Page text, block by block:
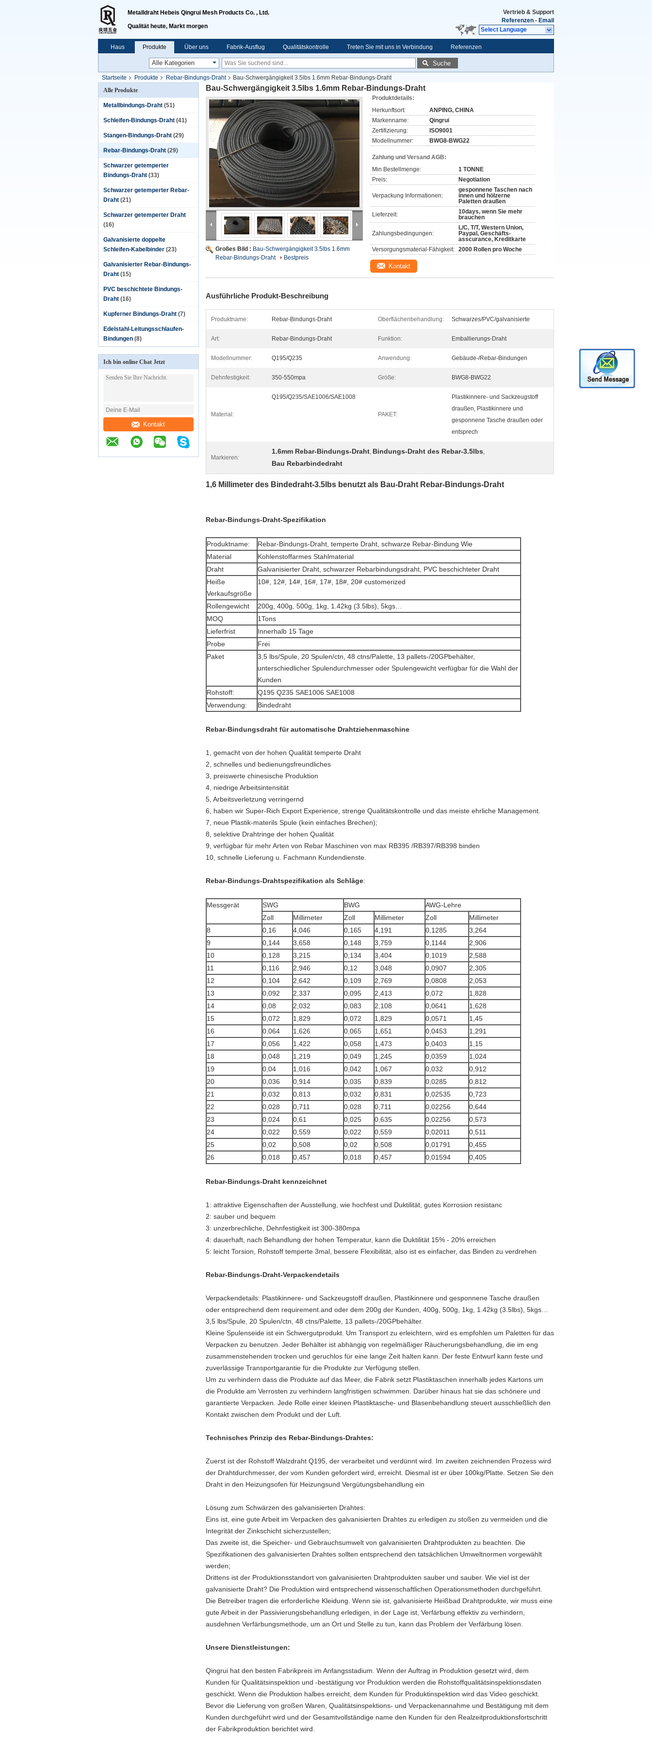
Metalldraht Hebeis Qingrui Mesh Products Co. , Ltd.
Qualität heute, Markt morgen
Vertrieb & Support
Referenzen - Email
Select Language
Haus Produkte Über uns Fabrik-Ausflug Qualitätskontrolle Treten Sie mit uns in Verbindung Referenzen
Suche
Startseite Produkte Rebar-Bindungs-Draht
Bau-Schwergängigkeit 3.5lbs 1.6mm Rebar-Bindungs-Draht
Alle Produkte
Metallbindungs-Draht (51)
Schleifen-Bindungs-Draht (41)
Stangen-Bindungs-Draht (29)
Rebar-Bindungs-Draht (29)
Schwarzer getemperter
Bindungs-Draht (33)
Schwarzer getemperter Rebar-
Draht (21)
Schwarzer getemperter Draht
(16)
Galvanisierte doppelte
Schleifen-Kabelbinder (23)
Galvanisierter Rebar-Bindungs-
Draht (15)
PVC beschichtete Bindungs-
Draht (16)
Kupferner Bindungs-Draht (7)
Edelstahl-Leitungsschlaufen-
Bindungen (8)
Ich bin online Chat Jetzt
Kontakt
Bau-Schwergängigkeit 3.5lbs 1.6mm Rebar-Bindungs-Draht
Großes Bild : Bau-Schwergängigkeit 3.5lbs 1.6mm
Rebar-Bindungs-Draht
Bestpreis
Produktdetails:
Herkunftsort:
ANPING, CHINA
Markenname:
Qingrui
Zertifizierung:
ISO9001
Modellnummer:
BWG8-BWG22
Zahlung und Versand AGB:
Min Bestellmenge:
1 TONNE
Preis:
Negotiation
Verpackung Informationen:
gesponnene Taschen nach
innen und hölzerne
Paletten draußen
Lieferzeit:
10days, wenn Sie mehr
brauchen
Zahlungsbedingungen:
L/C, T/T, Western Union,
Paypal, Geschäfts-
asscurance, Kreditkarte
Versorgungsmaterial-Fähigkeit: 2000 Rollen pro Woche
Kontakt
Ausführliche Produkt-Beschreibung
Produktname: Rebar-Bindungs-Draht Oberflächenbehandlung: Schwarzes/PVC/galvanisierte
Art: Rebar-Bindungs-Draht Funktion: Emballierungs-Draht
Modellnummer: Q195/Q235 Anwendung: Gebäude-/Rebar-Bindungen
Dehnfestigkeit: 350-550mpa Größe: BWG8-BWG22
Material:
Q195/Q235/SAE1006/SAE1008
PAKET:
Plastikinnere- und Sackzeugstoff
draußen, Plastikinnere und
gesponnene Tasche draußen oder
entsprech
Markieren:
1.6mm Rebar-Bindungs-Draht, Bindungs-Draht des Rebar-3.5lbs,
Bau Rebarbindedraht
1,6 Millimeter des Bindedraht-3.5lbs benutzt als Bau-Draht Rebar-Bindungs-Draht
Rebar-Bindungs-Draht-Spezifikation
Produktname:
Rebar-Bindungs-Draht, temperte Draht, schwarze Rebar-Bindung Wie
Material
Kohlenstoffarmes Stahlmaterial
Draht
Galvanisierter Draht, schwarzer Rebarbindungsdraht, PVC beschichteter Draht
Heiße
Verkaufsgröße
10#, 12#, 14#, 16#, 17#, 18#, 20# customerized
Rollengewicht
200g, 400g, 500g, 1kg, 1.42kg (3.5lbs), 5kgs…
MOQ
1Tons
Lieferfrist
Innerhalb 15 Tage
Probe
Frei
Paket
3,5 lbs/Spule, 20 Spulen/ctn, 48 ctns/Palette, 13 pallets-/20GPbehälter,
unterschiedlicher Spulendurchmesser oder Spulengewicht verfügbar für die Wahl der
Kunden
Rohstoff:
Q195 Q235 SAE1006 SAE1008
Verwendung:
Bindedraht
Rebar-Bindungsdraht für automatische Drahtziehenmaschine
1, gemacht von der hohen Qualität temperte Draht
2, schnelles und bedienungsfreundliches
3, preiswerte chinesische Produktion
4, niedrige Arbeitsintensität
5, Arbeitsverletzung verringernd
6, haben wir Super-Rich Export Experience, strenge Qualitätskontrolle und das meiste ehrliche Management.
7, neue Plastik-materils Spule (kein einfaches Brechen);
8, selektive Drahtringe der hohen Qualität
9, verfügbar für mehr Arten von Rebar Maschinen von max RB395 /RB397/RB398 binden
10, schnelle Lieferung u. Fachmann Kundendienste.
Rebar-Bindungs-Drahtspezifikation als Schläge:
Messgerät SWG BWG
AWG-Lehre
Zoll
Millimeter Zoll Millimeter Zoll
Millimeter
8
0,16 4,046 0,165 4,191 0,1285
3,264
9
0,144 3,658 0,148 3,759 0,1144
2,906
10
0,128 3,215 0,134 3,404 0,1019
2,588
11
0,116 2,946 0,12 3,048 0,0907
2,305
12
0,104 2,642 0,109 2,769 0,0808
2,053
13
0,092 2,337 0,095 2,413 0,072
1,828
14
0,08 2,032 0,083 2,108 0,0641
1,628
15
0,072 1,829 0,072 1,829 0,0571
1,45
16
0,064 1,626 0,065 1,651 0,0453
1,291
17
0,056 1,422 0,058 1,473 0,0403
1,15
18
0,048 1,219 0,049 1,245 0,0359
1,024
19
0,04 1,016 0,042 1,067 0,032
0,912
20
0,036 0,914 0,035 0,839 0,0285
0,812
21
0,032 0,813 0,032 0,831 0,02535
0,723
22
0,028 0,711 0,028 0,711 0,02256
0,644
23
0,024 0,61 0,025 0,635 0,02256
0,573
24
0,022 0,559 0,022 0,559 0,02011
0,511
25
0,02 0,508 0,02 0,508 0,01791
0,455
26
0,018 0,457 0,018 0,457 0,01594 0,405
Rebar-Bindungs-Draht kennzeichnet
1: attraktive Eigenschaften der Ausstellung, wie hochfest und Duktilität, gutes Korrosion resistanc
2: sauber und bequem
3: unzerbrechliche, Dehnfestigkeit ist 300-380mpa
4: dauerhaft, nach Behandlung der hohen Temperatur, kann die Duktilität 15% - 20% erreichen
5: leicht Torsion, Rohstoff temperte 3mal, bessere Flexibilität, also ist es einfacher, das Binden zu verdrehen
Rebar-Bindungs-Draht-Verpackendetails
Verpackendetails: Plastikinnere- und Sackzeugstoff draußen, Plastikinnere und gesponnene Tasche draußen
oder entsprechend dem requirement.and oder dem 200g der Kunden, 400g, 500g, 1kg, 1.42kg (3.5lbs), 5kgs…
3,5 lbs/Spule, 20 Spulen/ctn, 48 ctns/Palette, 13 pallets-/20GPbehälter.
Kleine Spulenseide ist ein Schwergutprodukt. Um Transport zu erleichtern, wird es empfohlen um Paletten für das
Verpacken zu benutzen. Jeder Behälter ist abhängig von regelmäßiger Räucherungsbehandlung, die im eng
zusammenstehenden trocken und geruchlos für eine lange Zeit halten kann. Der feste Entwurf kann feste und
zuverlässige Transportgarantie für die Produkte zur Verfügung stellen.
Um zu verhindern dass die Produkte auf das Meer, die Fabrik setzt Plastiktaschen innerhalb jedes Kartons um
die Produkte am Verrosten zu verhindern langfristigen schwimmen. Darüber hinaus hat sie das schönere und
garantierte Verpacken. Jede Rolle einer kleinen Plastiktasche- und Blasenbehandlung steuert ausschließlich den
Kontakt zwischen dem Produkt und der Luft.
Technisches Prinzip des Rebar-Bindungs-Drahtes:
Zuerst ist der Rohstoff Walzdraht Q195, der verarbeitet und verdünnt wird. Im zweiten zeichnenden Prozess wird
der Drahtdurchmesser, der vom Kunden gefordert wird, erreicht. Diesmal ist er über 100kg/Platte. Setzen Sie den
Draht in den Heizungsofen für Heizungsund Vergütungsbehandlung ein
Lösung zum Schwärzen des galvanisierten Drahtes:
Eins ist, eine gute Arbeit im Verpacken des galvanisierten Drahtes zu erledigen zu stoßen zu vermeiden und die
Integrität der Zinkschicht sicherzustellen;
Das zweite ist, die Speicher- und Gebrauchsumwelt von galvanisierten Drahtprodukten zu beachten. Die
Spezifikationen des galvanisierten Drahtes sollten entsprechend den tatsächlichen Umweltnormen vorgewählt
werden;
Drittens ist der Produktionsstandort von galvanisierten Drahtprodukten sauber und sauber. Wie viel ist der
galvanisierte Draht? Die Produktion wird entsprechend wissenschaftlichen Operationsmethoden durchgeführt.
Die Betreiber tragen die erforderliche Kleidung. Wenn sie ist, galvanisierte Heißbad Drahtprodukte, wir muss eine
gute Arbeit in der Passivierungsbehandlung erledigen, in der Lage ist, Verfärbung effektiv zu verhindern,
ausdehnen Verfärbungsmethode, um an Ort und Stelle zu tun, kann das Problem der Verfärbung lösen.
Unsere Dienstleistungen:
Qingrui hat den besten Fabrikpreis im Anfangsstadium. Wenn der Auftrag in Produktion gesetzt wird, dem
Kunden für Qualitätsinspektion und -bestätigung vor Produktion werden die Rohstoffqualitätsinspektionsdaten
geschickt. Wenn die Produktion halbes erreicht, dem Kunden für Produktinspektion wird das Video geschickt.
Bevor die Lieferung von großen Waren, Qualitätsinspektions- und Verpackenannahme und Bestätigung mit dem
Kunden durchgeführt wird und der Gesamtvollständige name den Kunden für den Realzeitproduktionsfortschritt
der Fabrikproduktion berichtet wird.